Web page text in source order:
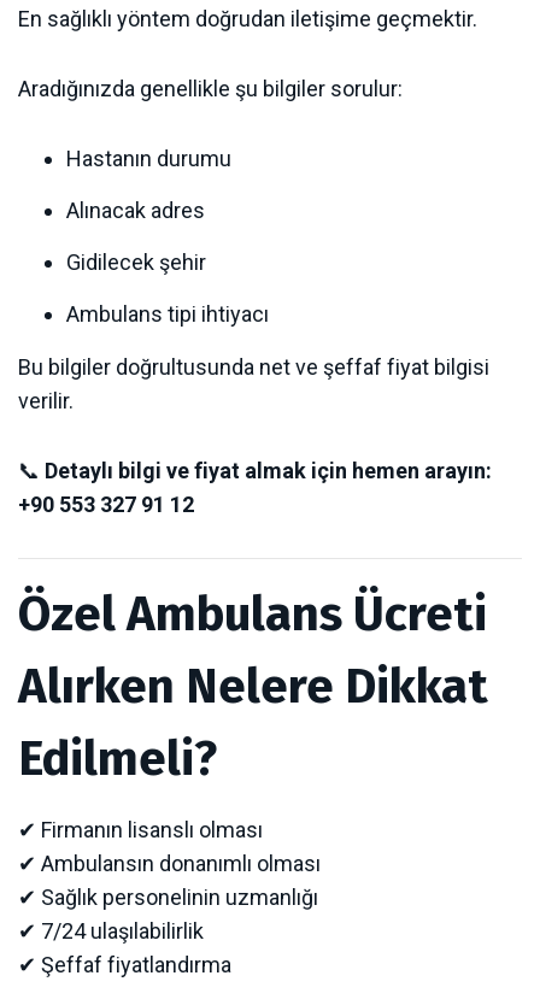
En sağlıklı yöntem doğrudan iletişime geçmektir.
Aradığınızda genellikle şu bilgiler sorulur:
Hastanın durumu
Alınacak adres
Gidilecek şehir
Ambulans tipi ihtiyacı
Bu bilgiler doğrultusunda net ve şeffaf fiyat bilgisi
verilir.
📞 Detaylı bilgi ve fiyat almak için hemen arayın:
+90 553 327 91 12
Özel Ambulans Ücreti
Alırken Nelere Dikkat
Edilmeli?
✔ Firmanın lisanslı olması
✔ Ambulansın donanımlı olması
✔ Sağlık personelinin uzmanlığı
✔ 7/24 ulaşılabilirlik
✔ Şeffaf fiyatlandırma